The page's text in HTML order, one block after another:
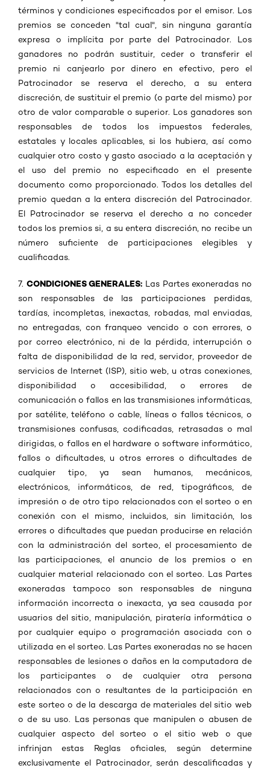
términos y condiciones especificados por el emisor. Los
premios se conceden "tal cual", sin ninguna garantía
expresa o implícita por parte del Patrocinador. Los
ganadores no podrán sustituir, ceder o transferir el
premio ni canjearlo por dinero en efectivo, pero el
Patrocinador se reserva el derecho, a su entera
discreción, de sustituir el premio (o parte del mismo) por
otro de valor comparable o superior. Los ganadores son
responsables de todos los impuestos federales,
estatales y locales aplicables, si los hubiera, así como
cualquier otro costo y gasto asociado a la aceptación y
el uso del premio no especificado en el presente
documento como proporcionado. Todos los detalles del
premio quedan a la entera discreción del Patrocinador.
El Patrocinador se reserva el derecho a no conceder
todos los premios si, a su entera discreción, no recibe un
número suficiente de participaciones elegibles y
cualificadas.
7. CONDICIONES GENERALES: Las Partes exoneradas no
son responsables de las participaciones perdidas,
tardías, incompletas, inexactas, robadas, mal enviadas,
no entregadas, con franqueo vencido o con errores, o
por correo electrónico, ni de la pérdida, interrupción o
falta de disponibilidad de la red, servidor, proveedor de
servicios de Internet (ISP), sitio web, u otras conexiones,
disponibilidad o accesibilidad, o errores de
comunicación o fallos en las transmisiones informáticas,
por satélite, teléfono o cable, líneas o fallos técnicos, o
transmisiones confusas, codificadas, retrasadas o mal
dirigidas, o fallos en el hardware o software informático,
fallos o dificultades, u otros errores o dificultades de
cualquier tipo, ya sean humanos, mecánicos,
electrónicos, informáticos, de red, tipográficos, de
impresión o de otro tipo relacionados con el sorteo o en
conexión con el mismo, incluidos, sin limitación, los
errores o dificultades que puedan producirse en relación
con la administración del sorteo, el procesamiento de
las participaciones, el anuncio de los premios o en
cualquier material relacionado con el sorteo. Las Partes
exoneradas tampoco son responsables de ninguna
información incorrecta o inexacta, ya sea causada por
usuarios del sitio, manipulación, piratería informática o
por cualquier equipo o programación asociada con o
utilizada en el sorteo. Las Partes exoneradas no se hacen
responsables de lesiones o daños en la computadora de
los participantes o de cualquier otra persona
relacionados con o resultantes de la participación en
este sorteo o de la descarga de materiales del sitio web
o de su uso. Las personas que manipulen o abusen de
cualquier aspecto del sorteo o el sitio web o que
infrinjan estas Reglas oficiales, según determine
exclusivamente el Patrocinador, serán descalificadas y